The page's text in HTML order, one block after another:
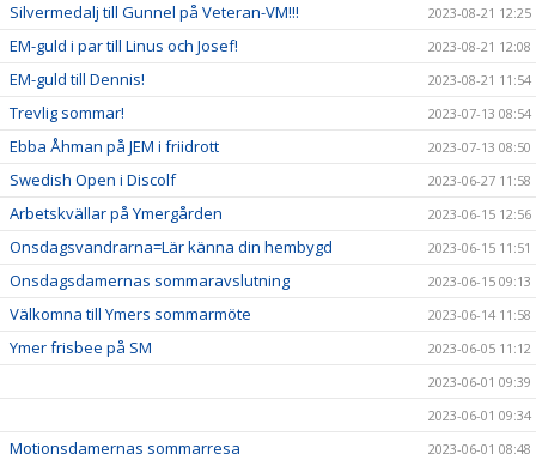
Silvermedalj till Gunnel på Veteran-VM!!! 2023-08-21 12:25
EM-guld i par till Linus och Josef! 2023-08-21 12:08
EM-guld till Dennis! 2023-08-21 11:54
Trevlig sommar! 2023-07-13 08:54
Ebba Åhman på JEM i friidrott 2023-07-13 08:50
Swedish Open i Discolf 2023-06-27 11:58
Arbetskvällar på Ymergården 2023-06-15 12:56
Onsdagsvandrarna=Lär känna din hembygd 2023-06-15 11:51
Onsdagsdamernas sommaravslutning 2023-06-15 09:13
Välkomna till Ymers sommarmöte 2023-06-14 11:58
Ymer frisbee på SM
2023-06-05 11:12
2023-06-01 09:39
2023-06-01 09:34
Motionsdamernas sommarresa 2023-06-01 08:48